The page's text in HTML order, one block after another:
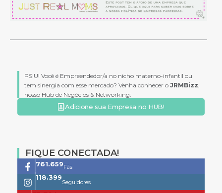
PSIU! Você é Empreendedor/a no nicho materno-infantil ou
tem sinergia com esse mercado? Venha conhecer o JRMBizz
nosso Hub de Negócios & Networking:
Adicione sua Empresa no HUB!
FIQUE CONECTADA!
761.659Fãs
118.399
Seguidores